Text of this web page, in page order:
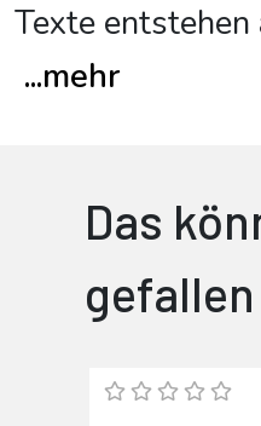
Texte entstehen
...mehr
Das
gefallen